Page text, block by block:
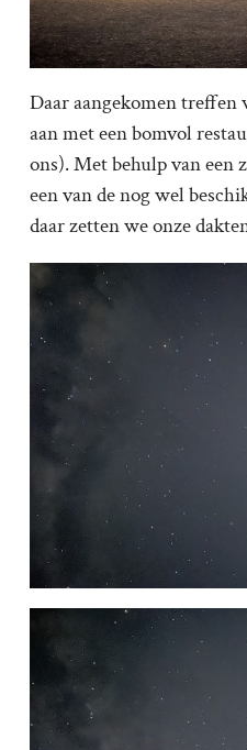
Daar aangekomen treffen
aan met een bomvol
ons). Met behulp van een
een van de nog wel
daar zetten we onze